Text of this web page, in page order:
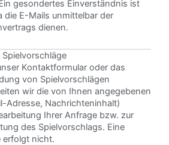
gesondertes Einverständnis ist
die E-Mails unmittelbar der
dienen.
Kontaktformular oder das
von Spielvorschlägen
wir die von Ihnen angegebenen
Adresse, Nachrichteninhalt)
Ihrer Anfrage bzw. zur
des Spielvorschlags. Eine
erfolgt nicht.